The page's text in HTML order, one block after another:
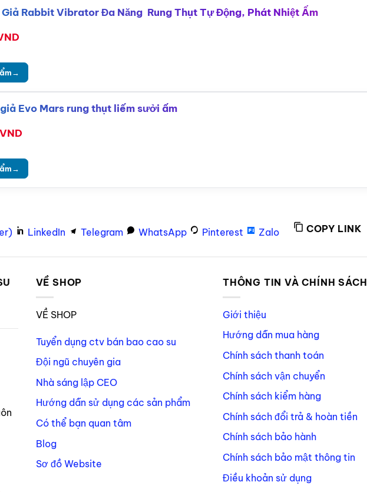
Rabbit Vibrator Đa Năng Rung Thụt Tự Động, Phát Nhiệt Ấm
→
Evo Mars rung thụt liếm sưởi ấm
VND
→
LinkedIn Telegram WhatsApp Pinterest Zalo COPY LINK
VỀ SHOP
VỀ SHOP
Tuyển dụng ctv bán bao cao su
Đội ngũ chuyên gia
Nhà sáng lập CEO
Hướng dẫn sử dụng các sản phẩm
Có thể bạn quan tâm
Blog
Sơ đồ Website
THÔNG TIN VÀ CHÍNH SÁCH
Giới thiệu
Hướng dẫn mua hàng
Chính sách thanh toán
Chính sách vận chuyển
Chính sách kiểm hàng
Chính sách đổi trả & hoàn tiền
Chính sách bảo hành
Chính sách bảo mật thông tin
Điều khoản sử dụng